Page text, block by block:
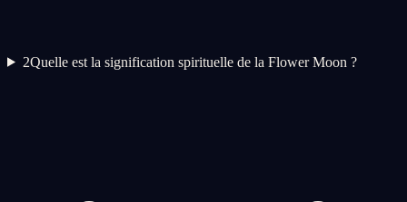
2Quelle est la signification spirituelle de la Flower Moon ?